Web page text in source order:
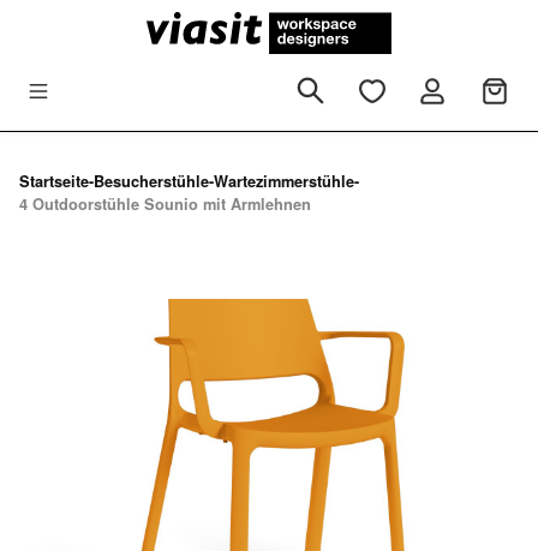
Zum Hauptinhalt springen
Startseite-Besucherstühle-Wartezimmerstühle-
4 Outdoorstühle Sounio mit Armlehnen
Bildergalerie überspringen